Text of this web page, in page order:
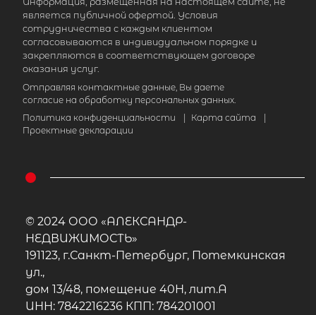
является публичной офертой. Условия
сотрудничества с каждым клиентом
согласовываются в индивидуальном порядке и
закрепляются в соответствующем договоре
оказания услуг.
Отправляя контактные данные, Вы даете
согласие на обработку персональных данных.
Политика конфиденциальности
| Карта сайта
|
Проектные декларации
© 2024 ООО «АЛЕКСАНДР-
НЕДВИЖИМОСТЬ»
191123, г.Санкт-Петербург, Потемкинская
ул.,
дом 13/48, помещение 40Н, лит.А
ИНН: 7842216236 КПП: 784201001